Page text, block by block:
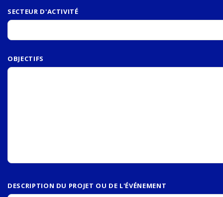
SECTEUR D'ACTIVITÉ
OBJECTIFS
DESCRIPTION DU PROJET OU DE L'ÉVÉNEMENT